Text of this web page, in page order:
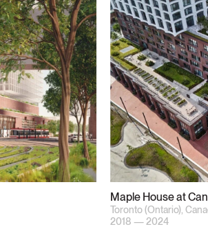
Maple House at
Toronto (Ontario),
2018 — 2024